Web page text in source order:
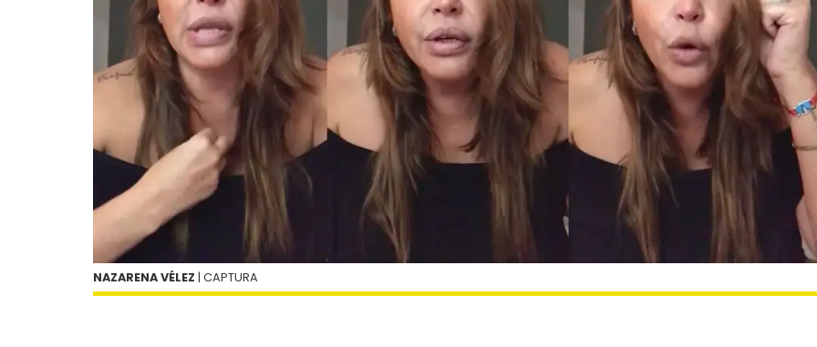
NAZARENA VÉLEZ | CAPTURA